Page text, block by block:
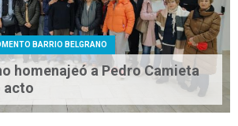
BARRIO BELGRANO
homenajeó a Pedro Camieta
acto